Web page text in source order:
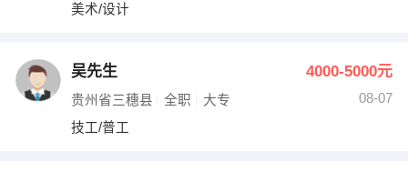
其他职位
美术/设计
吴先生 4000-5000元
贵州省三穗县 全职 大专
08-07
技工/普工